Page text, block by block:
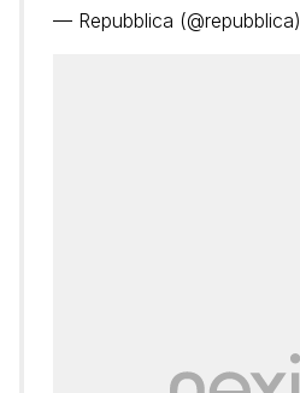
— Repubblica (@repubblica)